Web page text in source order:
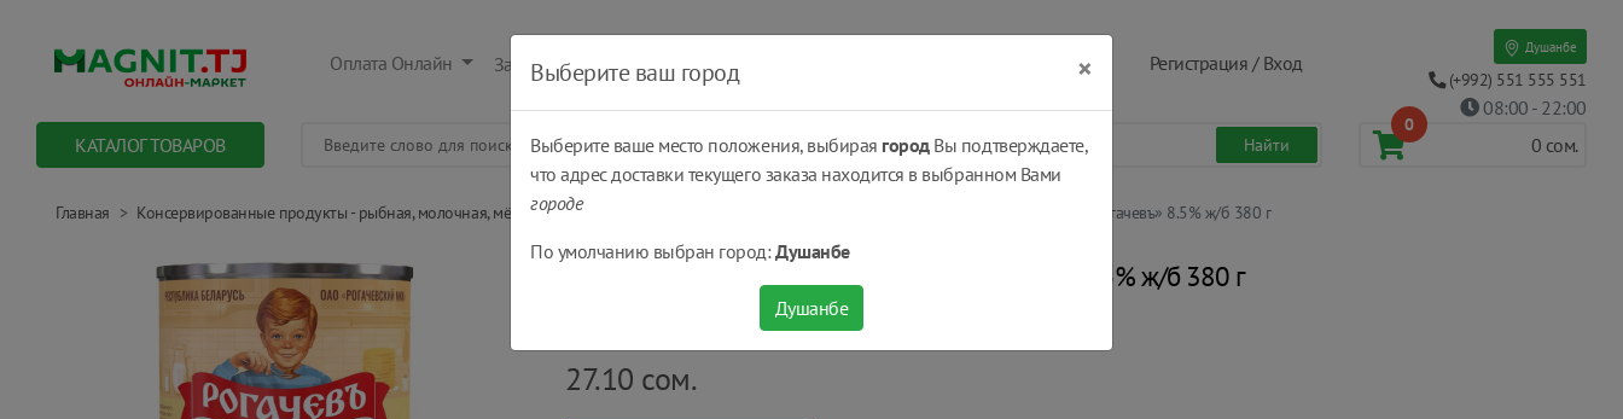
Оплата Онлайн Заказать Оплатить Получить Регистрация / Вход
Душанбе
(+992) 551 555 551
08:00 - 22:00
КАТАЛОГ ТОВАРОВ
0
0 сом.
Главная Консервированные продукты - рыбная, молочная, мёд, овощная... Вареное сгущенное молоко Егорка «Рогачевъ» 8.5% ж/б 380 г
Вареное сгущенное молоко Егорка «Рогачевъ» 8.5% ж/б 380 г
шт
27.10 сом.
Выберите ваш город ×
Выберите ваше место положения, выбирая городВы подтверждаете,
что адрес доставки текущего заказа находится в выбранном Вами
городе
По умолчанию выбран город:Душанбе
Душанбе